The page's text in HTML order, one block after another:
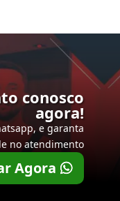
conosco
agora!
e garanta
no atendimento
Agora